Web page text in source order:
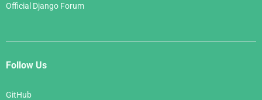
Official Django Forum
Follow Us
GitHub